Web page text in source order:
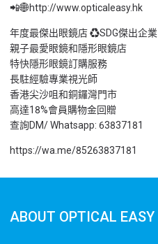
📲🌐http://www.opticaleasy.hk
年度最傑出眼鏡店 ♻️SDG傑出企業
親子最愛眼鏡和隱形眼鏡店
特快隱形眼鏡訂購服務
長駐經驗專業視光師
香港尖沙咀和銅鑼灣門市
高達18%會員購物金回贈
查詢DM/ Whatsapp: 63837181
https://wa .me/85263837181
ABOUT OPTICAL EASY